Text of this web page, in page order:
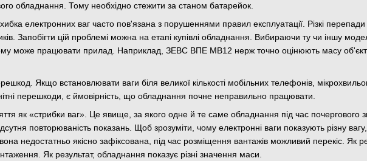
обладнання. Тому необхідно стежити за станом батарейок.
електронних ваг часто пов'язана з порушеннями правил експлуатації. Різкі
Запобігти цій проблемі можна на етапі купівлі обладнання. Вибираючи ту чи іншу
може працювати прилад. Наприклад, ЗЕВС ВПЕ МВ12 нерж точно оцінюють масу
Якщо встановлювати ваги біля великої кількості мобільних телефонів,
перешкоди, є ймовірність, що обладнання почне неправильно працювати.
як «стрибки ваг». Це явище, за якого одне й те саме обладнання під час почергового
повторюваність показань. Щоб зрозуміти, чому електронні ваги показують різну
недостатньо якісно зафіксована, під час розміщення вантажів можливий перекіс. Як
Як результат, обладнання показує різні значення маси.